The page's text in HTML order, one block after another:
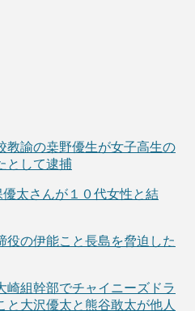
教諭の桒野優生が女子高生の
として逮捕
太さんが１０代女性と結
役の伊能こと長島を脅迫した
崎組幹部でチャイニーズドラ
と大沢優太と熊谷敢太が他人